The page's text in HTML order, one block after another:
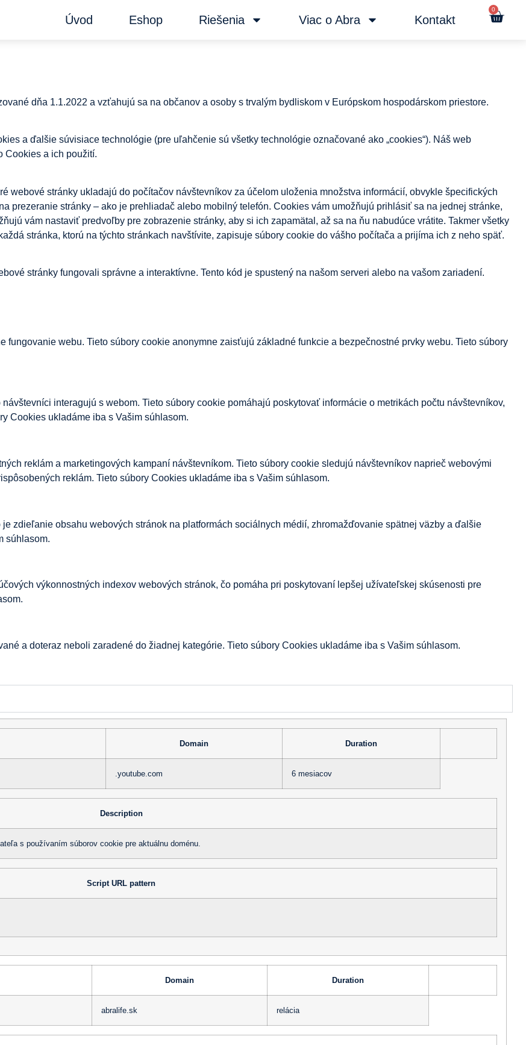
Úvod Eshop Riešenia Viac o Abra Kontakt
0
dňa 1.1.2022 a vzťahujú sa na občanov a osoby s trvalým bydliskom v Európskom hospodárskom priestore.
a ďalšie súvisiace technológie (pre uľahčenie sú všetky technológie označované ako „cookies“). Náš web
Cookies a ich použití.
webové stránky ukladajú do počítačov návštevníkov za účelom uloženia množstva informácií, obvykle špecifických
prezeranie stránky – ako je prehliadač alebo mobilný telefón. Cookies vám umožňujú prihlásiť sa na jednej stránke,
vám nastaviť predvoľby pre zobrazenie stránky, aby si ich zapamätal, až sa na ňu nabudúce vrátite. Takmer všetky
stránka, ktorú na týchto stránkach navštívite, zapisuje súbory cookie do vášho počítača a prijíma ich z neho späť.
stránky fungovali správne a interaktívne. Tento kód je spustený na našom serveri alebo na vašom zariadení.
fungovanie webu. Tieto súbory cookie anonymne zaisťujú základné funkcie a bezpečnostné prvky webu. Tieto súbory
interagujú s webom. Tieto súbory cookie pomáhajú poskytovať informácie o metrikách počtu návštevníkov,
Cookies ukladáme iba s Vašim súhlasom.
reklám a marketingových kampaní návštevníkom. Tieto súbory cookie sledujú návštevníkov naprieč webovými
reklám. Tieto súbory Cookies ukladáme iba s Vašim súhlasom.
zdieľanie obsahu webových stránok na platformách sociálnych médií, zhromažďovanie spätnej väzby a ďalšie
súhlasom.
výkonnostných indexov webových stránok, čo pomáha pri poskytovaní lepšej užívateľskej skúsenosti pre
a doteraz neboli zaradené do žiadnej kategórie. Tieto súbory Cookies ukladáme iba s Vašim súhlasom.
Domain Duration
.youtube.com 6 mesiacov
Description
s používaním súborov cookie pre aktuálnu doménu.
Script URL pattern
Domain Duration
abralife.sk relácia